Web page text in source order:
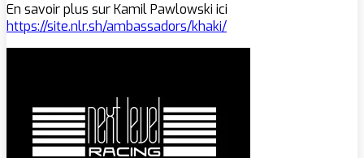
En savoir plus sur Kamil Pawlowski ici
https://site.nlr.sh/ambassadors/khaki/